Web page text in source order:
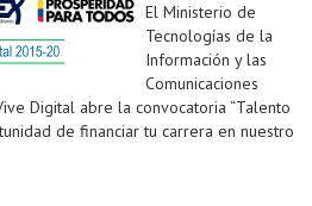
El Ministerio de
Tecnologías de la
Información y las
Comunicaciones
Digital abre la convocatoria “Talento
de financiar tu carrera en nuestro